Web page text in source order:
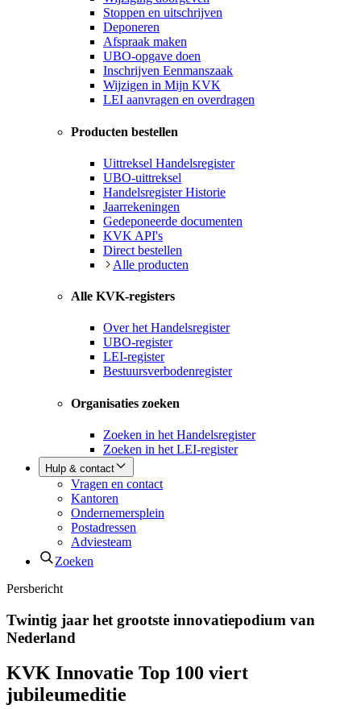
Stoppen en uitschrijven
Deponeren
Afspraak maken
UBO-opgave doen
Inschrijven Eenmanszaak
Wijzigen in Mijn KVK
LEI aanvragen en overdragen
Producten bestellen
Uittreksel Handelsregister
UBO-uittreksel
Handelsregister Historie
Jaarrekeningen
Gedeponeerde documenten
KVK API's
Direct bestellen
Alle producten
Alle KVK-registers
Over het Handelsregister
UBO-register
LEI-register
Bestuursverbodenregister
Organisaties zoeken
Zoeken in het Handelsregister
Zoeken in het LEI-register
Hulp & contact
Vragen en contact
Kantoren
Ondernemersplein
Postadressen
Adviesteam
Zoeken
Persbericht
Twintig jaar het grootste innovatiepodium van
Nederland
KVK Innovatie Top 100 viert
jubileumeditie